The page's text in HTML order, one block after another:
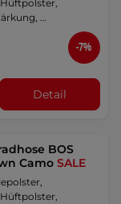
…
-7%
Detail
BOS
CamoSALE